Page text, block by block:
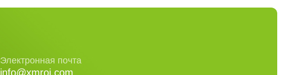
Электронная почта
info@xmroi.com